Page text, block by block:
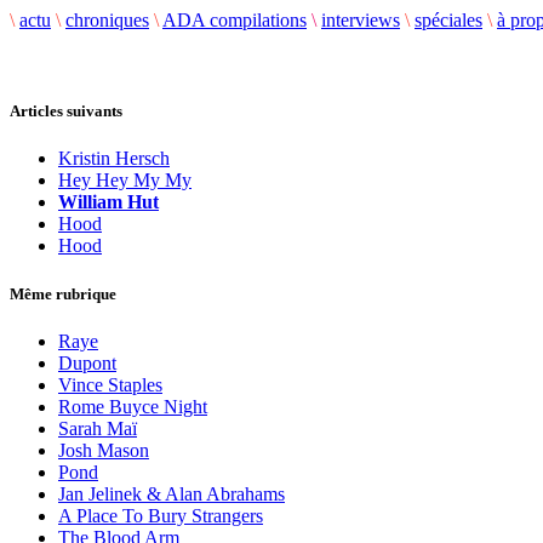
\ actu \ chroniques \ ADA compilations \ interviews \ spéciales \ à
Articles suivants
Kristin Hersch
Hey Hey My My
William Hut
Hood
Hood
Même rubrique
Raye
Dupont
Vince Staples
Rome Buyce Night
Sarah Maï
Josh Mason
Pond
Jan Jelinek & Alan Abrahams
A Place To Bury Strangers
The Blood Arm